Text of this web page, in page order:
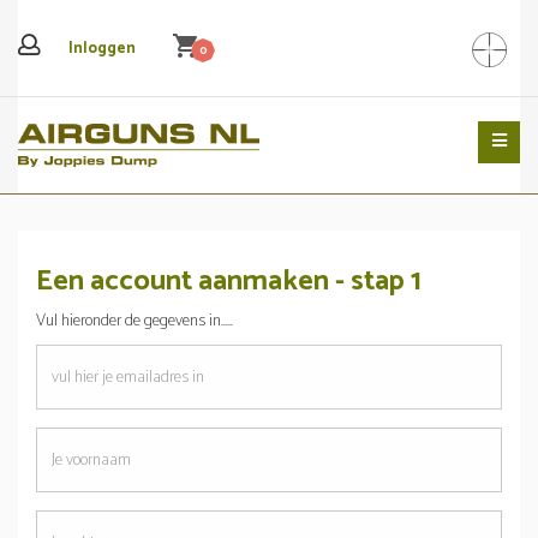
Inloggen shopping_cart0 Search
Een account aanmaken - stap 1
Vul hieronder de gegevens in.....
emailadres
Je
voornaam
Je